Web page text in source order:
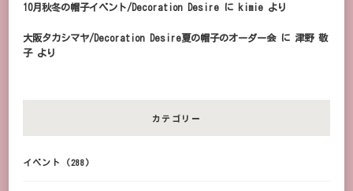
10月秋冬の帽子イベント/Decoration Desire に kimie より
大阪タカシマヤ/Decoration Desire夏の帽子のオーダー会に 津野 敬
子より
カテゴリー
イベント (288)